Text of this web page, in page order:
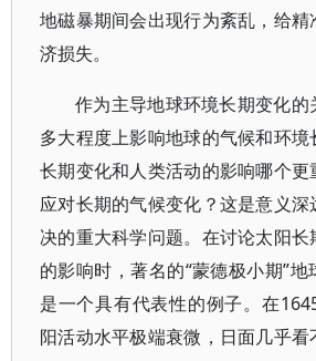
地磁暴期间会出现行为紊乱，给
济损失。
作为主导地球环境长期变化的
多大程度上影响地球的气候和环
长期变化和人类活动的影响哪个
应对长期的气候变化？这是意义
决的重大科学问题。在讨论太阳
的影响时，著名的“蒙德极小期”
是一个具有代表性的例子。在
阳活动水平极端衰微，日面几乎